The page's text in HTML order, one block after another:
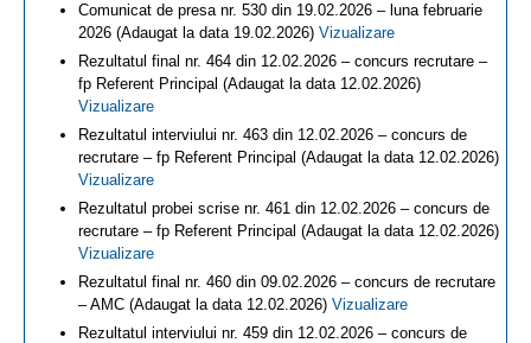
Comunicat de presa nr. 530 din 19.02.2026 – luna februarie
2026 (Adaugat la data 19.02.2026) Vizualizare
Rezultatul final nr. 464 din 12.02.2026 – concurs recrutare –
fp Referent Principal (Adaugat la data 12.02.2026)
Vizualizare
Rezultatul interviului nr. 463 din 12.02.2026 – concurs de
recrutare – fp Referent Principal (Adaugat la data 12.02.2026)
Vizualizare
Rezultatul probei scrise nr. 461 din 12.02.2026 – concurs de
recrutare – fp Referent Principal (Adaugat la data 12.02.2026)
Vizualizare
Rezultatul final nr. 460 din 09.02.2026 – concurs de recrutare
– AMC (Adaugat la data 12.02.2026) Vizualizare
Rezultatul interviului nr. 459 din 12.02.2026 – concurs de